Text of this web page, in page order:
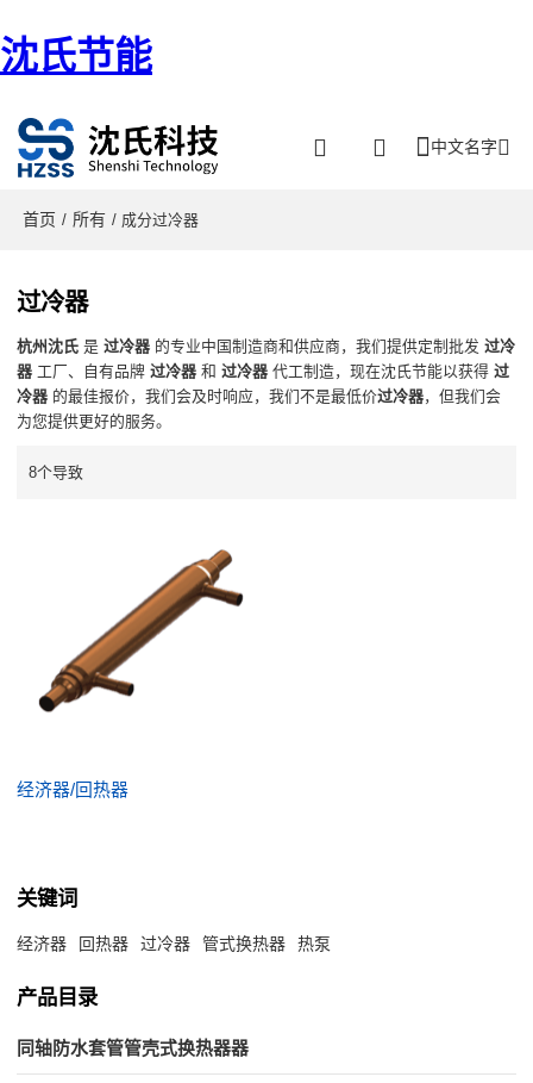
沈氏节能
中文名字
首页 / 所有 / 成分过冷器
过冷器
杭州沈氏 是过冷器 的专业中国制造商和供应商，我们提供定制批发过冷
器 工厂、自有品牌过冷器 和过冷器 代工制造，现在沈氏节能以获得过
冷器 的最佳报价，我们会及时响应，我们不是最低价过冷器，但我们会
为您提供更好的服务。
8个导致
经济器/回热器
关键词
经济器 回热器 过冷器 管式换热器 热泵
产品目录
同轴防水套管管壳式换热器器